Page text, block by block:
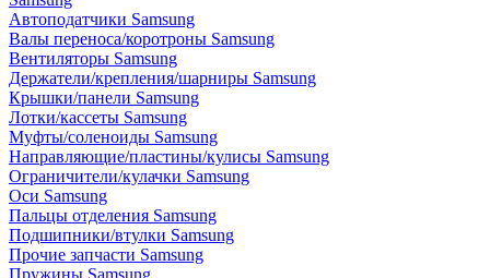
Автоподатчики Samsung
Валы переноса/коротроны Samsung
Вентиляторы Samsung
Держатели/крепления/шарниры Samsung
Крышки/панели Samsung
Лотки/кассеты Samsung
Муфты/соленоиды Samsung
Направляющие/пластины/кулисы Samsung
Ограничители/кулачки Samsung
Оси Samsung
Пальцы отделения Samsung
Подшипники/втулки Samsung
Прочие запчасти Samsung
Пружины Samsung